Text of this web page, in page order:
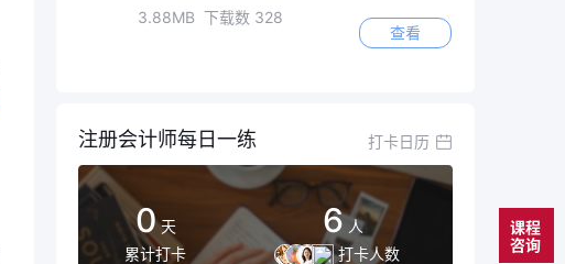
3.88MB 下载数 328
查看
注册会计师每日一练 打卡日历
0 天
累计打卡
6 人
打卡人数
课程
咨询